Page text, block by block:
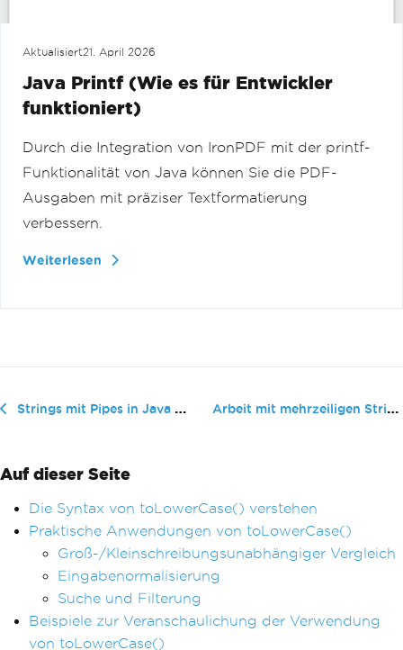
Aktualisiert21. April 2026
Java Printf (Wie es für Entwickler
funktioniert)
Durch die Integration von IronPDF mit der printf-
Funktionalität von Java können Sie die PDF-
Ausgaben mit präziser Textformatierung
verbessern.
Weiterlesen
Strings mit Pipes in Java teilen Arbeit mit mehrzeiligen Strings in Java
Auf dieser Seite
Die Syntax von toLowerCase() verstehen
Praktische Anwendungen von toLowerCase()
Groß-/Kleinschreibungsunabhängiger Vergleich
Eingabenormalisierung
Suche und Filterung
Beispiele zur Veranschaulichung der Verwendung
von toLowerCase()